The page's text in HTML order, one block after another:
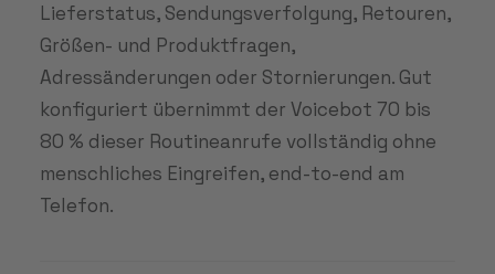
Lieferstatus, Sendungsverfolgung, Retouren,
Größen- und Produktfragen,
Adressänderungen oder Stornierungen. Gut
konfiguriert übernimmt der Voicebot 70 bis
80 % dieser Routineanrufe vollständig ohne
menschliches Eingreifen, end-to-end am
Telefon.